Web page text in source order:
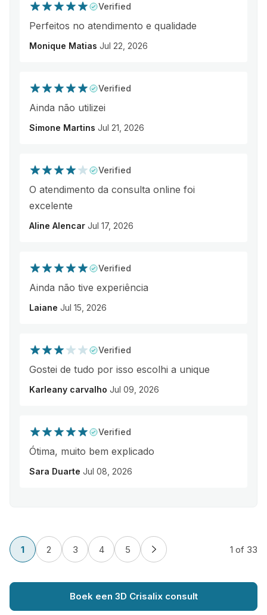
Verified
Perfeitos no atendimento e qualidade
Monique Matias Jul 22, 2026
Verified
Ainda não utilizei
Simone Martins Jul 21, 2026
Verified
O atendimento da consulta online foi
excelente
Aline Alencar Jul 17, 2026
Verified
Ainda não tive experiência
Laiane Jul 15, 2026
Verified
Gostei de tudo por isso escolhi a unique
Karleany carvalho Jul 09, 2026
Verified
Ótima, muito bem explicado
Sara Duarte Jul 08, 2026
1 2 3 4 5 1 of 33
Boek een 3D Crisalix consult